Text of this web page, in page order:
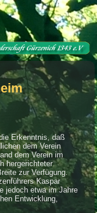
Erkenntnis, daß
dem Verein
dem Verein im
hergerichteter
zur Verfügung.
Kaspar
jedoch etwa im Jahre
Entwicklung,